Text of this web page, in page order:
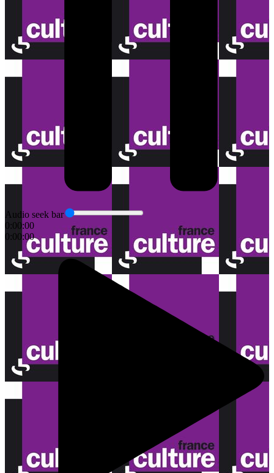
Audio seek bar
0:00:00
0:00:00